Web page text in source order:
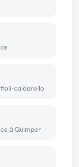
caldarello
à Quimper